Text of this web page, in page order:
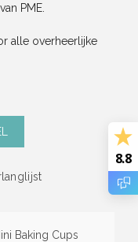
PME.
alle overheerlijke
Baking Cups
8.8